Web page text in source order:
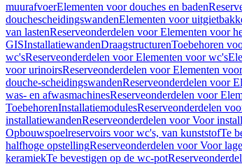
muurafvoerElementen voor douches en baden
douchescheidingswandenElementen voor
van lastenReserveonderdelen voor Elementen voor
GISInstallatiewandenDraagstructurenToebehoren
wc'sReserveonderdelen voor Elementen voor wc's
voor urinoirsReserveonderdelen voor Elementen
douche-scheidingswandenReserveonderdelen voor
was- en afwasmachinesReserveonderdelen voor
ToebehorenInstallatiemodulesReserveonderdelen
installatiewandenReserveonderdelen voor Voor
Opbouwspoelreservoirs voor wc's, van kunststofTe
halfhoge opstellingReserveonderdelen voor Voor
keramiekTe bevestigen op de wc-pot